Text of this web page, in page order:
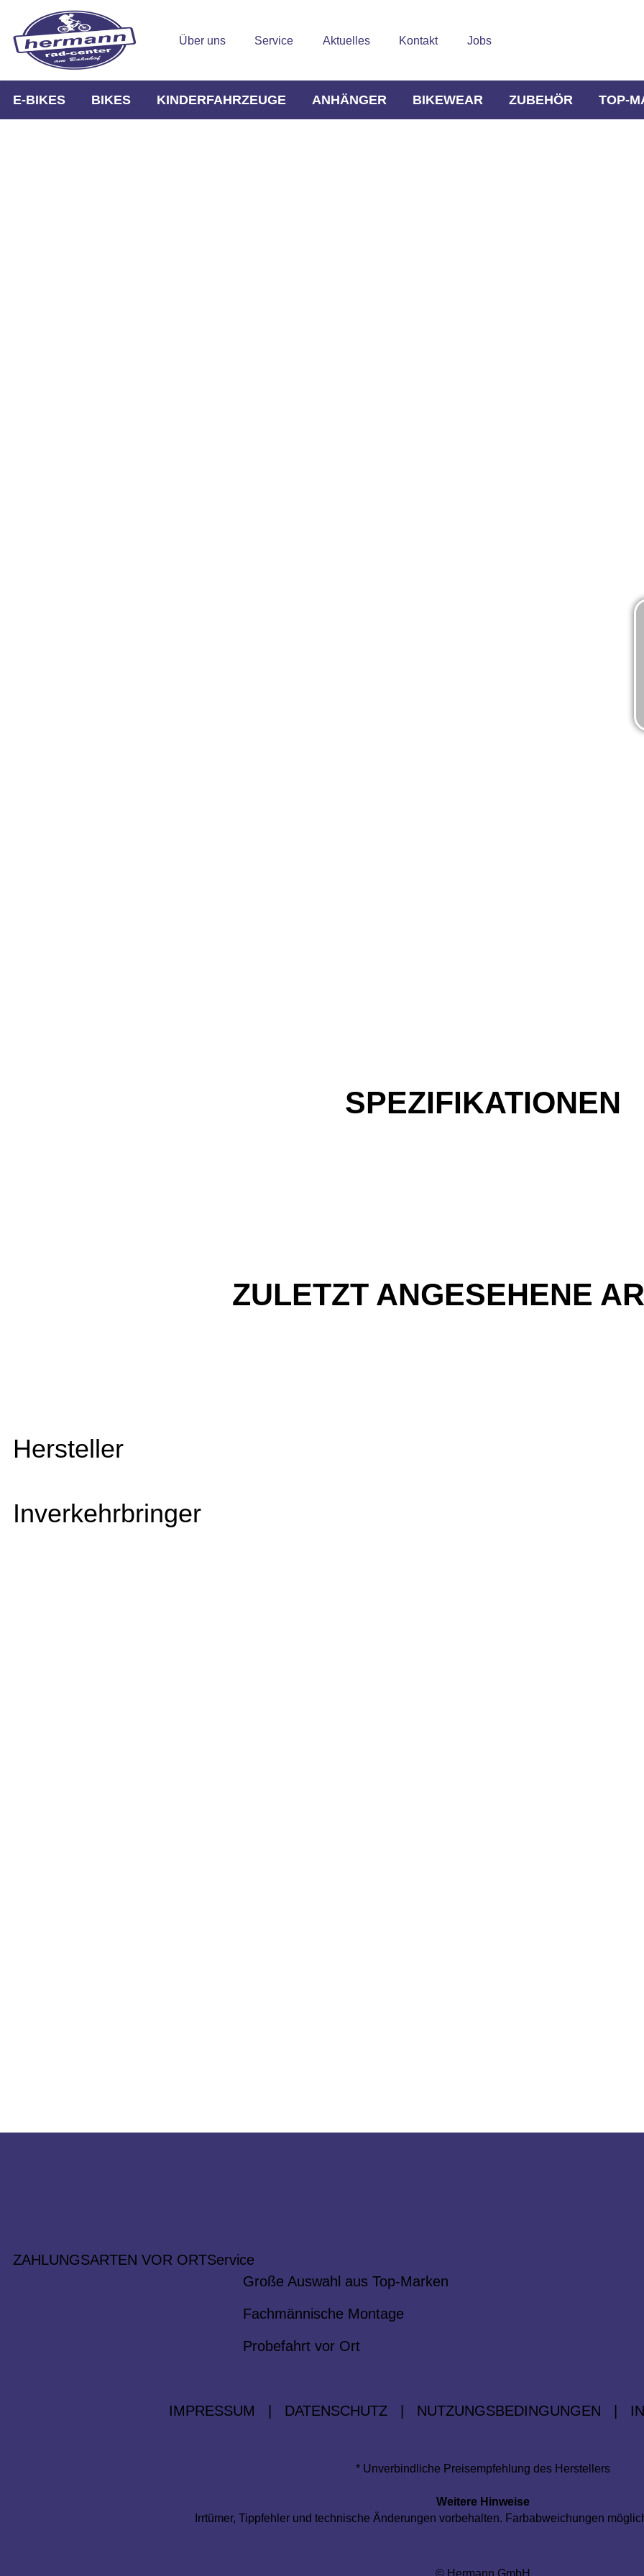
Über uns Service Aktuelles Kontakt Jobs
E-BIKES BIKES KINDERFAHRZEUGE ANHÄNGER BIKEWEAR ZUBEHÖR TOP-
SPEZIFIKATIONEN
ZULETZT ANGESEHENE
Hersteller
Inverkehrbringer
ZAHLUNGSARTEN VOR ORTService
Große Auswahl aus Top-Marken
Fachmännische Montage
Probefahrt vor Ort
IMPRESSUM DATENSCHUTZ NUTZUNGSBEDINGUNGEN
* Unverbindliche Preisempfehlung des Herstellers
Weitere Hinweise
Irrtümer, Tippfehler und technische Änderungen vorbehalten. Farbabweichungen
© Hermann GmbH